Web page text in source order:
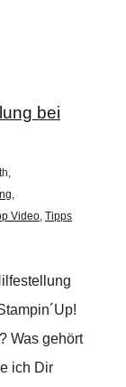
bei
,
Video, Tipps
Was gehört
ich Dir